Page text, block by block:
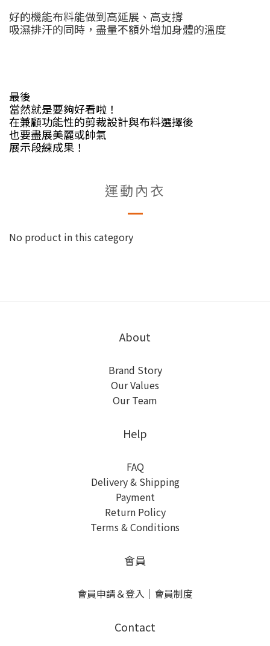
好的機能布料能做到高延展、高支撐
吸濕排汗的同時，盡量不額外增加身體的溫度
最後
當然就是要夠好看啦！
在兼顧功能性的剪裁設計與布料選擇後
也要盡展美麗或帥氣
展示段練成果！
運動內衣
No product in this category
About
Brand Story
Our Values
Our Team
Help
FAQ
Delivery & Shipping
Payment
Return Policy
Terms & Conditions
會員
會員申請＆登入 ｜ 會員制度
Contact